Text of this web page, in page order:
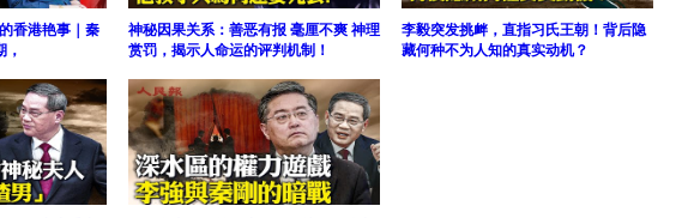
香港艳事｜秦
，
神秘因果关系：善恶有报 毫厘不爽 神理
赏罚，揭示人命运的评判机制！
李毅突发挑衅，直指习氏王朝！背后隐
藏何种不为人知的真实动机？